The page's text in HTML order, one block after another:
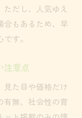
だし、人気ゆえ
合もあるため、早
す。
注意点
見た目や価格だけ
有無、社会性の育